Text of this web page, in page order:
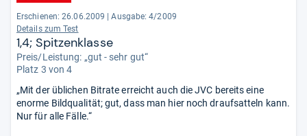
Erschienen: 26.06.2009
Ausgabe: 4/2009
Details zum Test
1,4; Spitzenklasse
Preis/Leistung: „gut - sehr gut“
Platz 3 von 4
„Mit der üblichen Bitrate erreicht auch die JVC bereits eine
enorme Bildqualität; gut, dass man hier noch draufsatteln kann.
Nur für alle Fälle.“